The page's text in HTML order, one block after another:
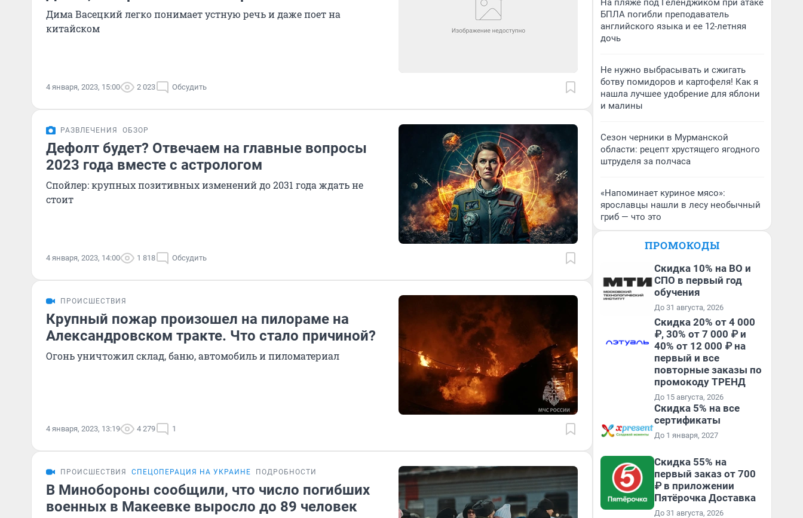
Дима Васецкий легко понимает устную речь и даже поет на
китайском
4 января, 2023, 15:00 2 023 Обсудить
РАЗВЛЕЧЕНИЯ ОБЗОР
Дефолт будет? Отвечаем на главные вопросы
2023 года вместе с астрологом
Спойлер: крупных позитивных изменений до 2031 года ждать не
стоит
4 января, 2023, 14:00 1 818 Обсудить
ПРОИСШЕСТВИЯ
Крупный пожар произошел на пилораме на
Александровском тракте. Что стало причиной?
Огонь уничтожил склад, баню, автомобиль и пиломатериал
4 января, 2023, 13:19 4 279 1
ПРОИСШЕСТВИЯ СПЕЦОПЕРАЦИЯ НА УКРАИНЕ ПОДРОБНОСТИ
В Минобороны сообщили, что число погибших
военных в Макеевке выросло до 89 человек
На пляже под Геленджиком при атаке
БПЛА погибли преподаватель
английского языка и ее 12-летняя
дочь
Не нужно выбрасывать и сжигать
ботву помидоров и картофеля! Как я
нашла лучшее удобрение для яблони
и малины
Сезон черники в Мурманской
области: рецепт хрустящего ягодного
штруделя за полчаса
«Напоминает куриное мясо»:
ярославцы нашли в лесу необычный
гриб — что это
ПРОМОКОДЫ
Скидка 10% на ВО и
СПО в первый год
обучения
До 31 августа, 2026
Скидка 20% от 4 000
₽, 30% от 7 000 ₽ и
40% от 12 000 ₽ на
первый и все
повторные заказы по
промокоду ТРЕНД
До 15 августа, 2026
Скидка 5% на все
сертификаты
До 1 января, 2027
Скидка 55% на
первый заказ от 700
₽ в приложении
Пятёрочка Доставка
До 31 августа, 2026